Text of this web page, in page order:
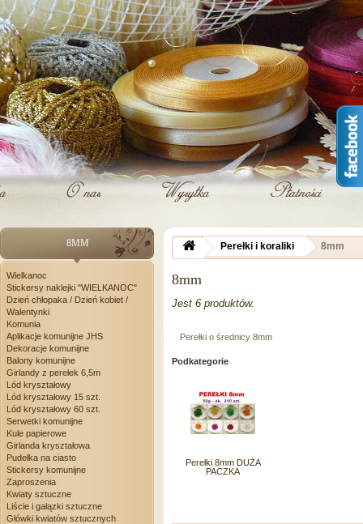
8MM
Wielkanoc
Stickersy naklejki "WIELKANOC"
Dzień chłopaka / Dzień kobiet /
Walentynki
Komunia
Aplikacje komunijne JHS
Dekoracje komunijne
Balony komunijne
Girlandy z perełek 6,5m
Lód kryształowy
Lód kryształowy 15 szt.
Lód kryształowy 60 szt.
Serwetki komunijne
Kule papierowe
Girlanda kryształowa
Pudełka na ciasto
Stickersy komunijne
Zaproszenia
Kwiaty sztuczne
Liście i gałązki sztuczne
Główki kwiatów sztucznych
Perełki i koraliki 8mm
8mm
Jest 6 produktów.
Perełki o średnicy 8mm
Podkategorie
Perełki 8mm DUŻA
PACZKA